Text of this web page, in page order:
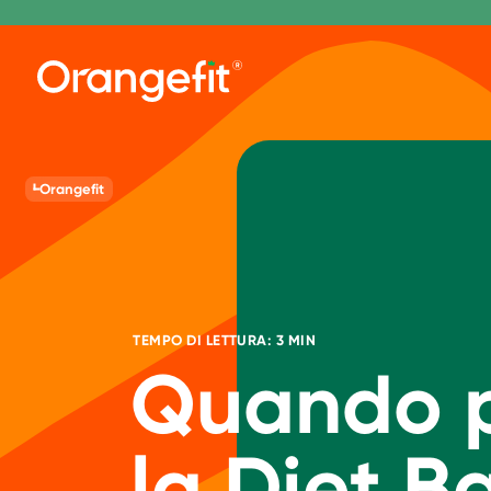
TEMPO DI LETTURA: 3 MIN
Quando
Orangefit